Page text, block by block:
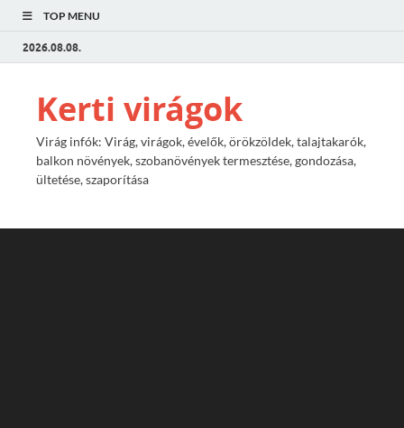
TOP MENU
2026.08.08.
Kerti virágok
Virág infók: Virág, virágok, évelők, örökzöldek, talajtakarók,
balkon növények, szobanövények termesztése, gondozása,
ültetése, szaporítása